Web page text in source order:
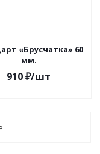
«Брусчатка» 60
мм.
910₽/шт